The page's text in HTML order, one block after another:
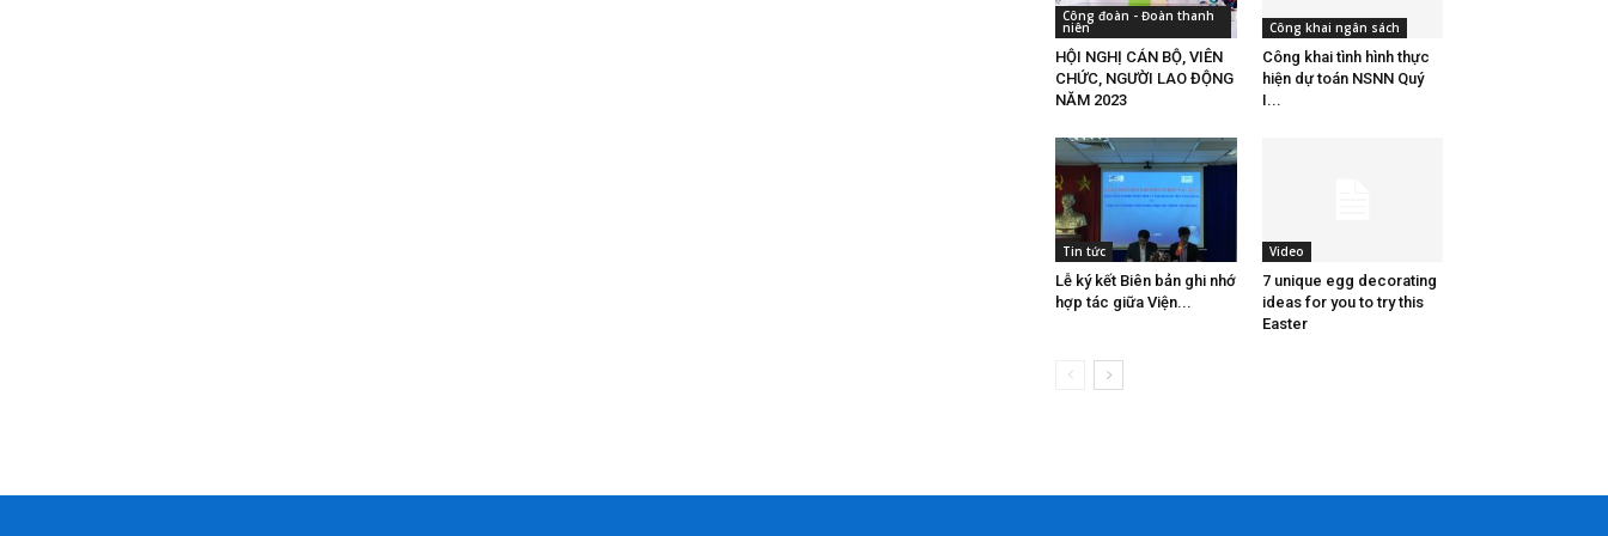
Công đoàn - Đoàn thanh
niên
HỘI NGHỊ CÁN BỘ, VIÊN
CHỨC, NGƯỜI LAO ĐỘNG
NĂM 2023
Công khai ngân sách
Công khai tình hình thực
hiện dự toán NSNN Quý
I...
Tin tức
Lễ ký kết Biên bản ghi nhớ
hợp tác giữa Viện...
Video
7 unique egg decorating
ideas for you to try this
Easter